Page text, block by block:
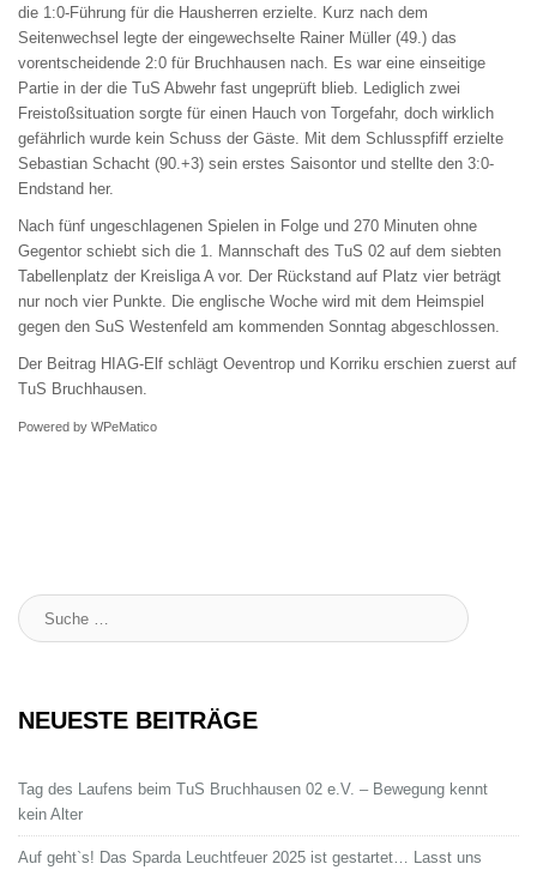
die 1:0-Führung für die Hausherren erzielte. Kurz nach dem
Seitenwechsel legte der eingewechselte Rainer Müller (49.) das
vorentscheidende 2:0 für Bruchhausen nach. Es war eine einseitige
Partie in der die TuS Abwehr fast ungeprüft blieb. Lediglich zwei
Freistoßsituation sorgte für einen Hauch von Torgefahr, doch wirklich
gefährlich wurde kein Schuss der Gäste. Mit dem Schlusspfiff erzielte
Sebastian Schacht (90.+3) sein erstes Saisontor und stellte den 3:0-
Endstand her.
Nach fünf ungeschlagenen Spielen in Folge und 270 Minuten ohne
Gegentor schiebt sich die 1. Mannschaft des TuS 02 auf dem siebten
Tabellenplatz der Kreisliga A vor. Der Rückstand auf Platz vier beträgt
nur noch vier Punkte. Die englische Woche wird mit dem Heimspiel
gegen den SuS Westenfeld am kommenden Sonntag abgeschlossen.
Der Beitrag HIAG-Elf schlägt Oeventrop und Korriku erschien zuerst auf
TuS Bruchhausen.
Powered by WPeMatico
Suche
:
NEUESTE BEITRÄGE
Tag des Laufens beim TuS Bruchhausen 02 e.V. – Bewegung kennt
kein Alter
Auf geht`s! Das Sparda Leuchtfeuer 2025 ist gestartet… Lasst uns